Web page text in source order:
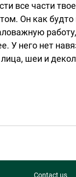
все части
Он как
У него нет
шеи и
Contact us